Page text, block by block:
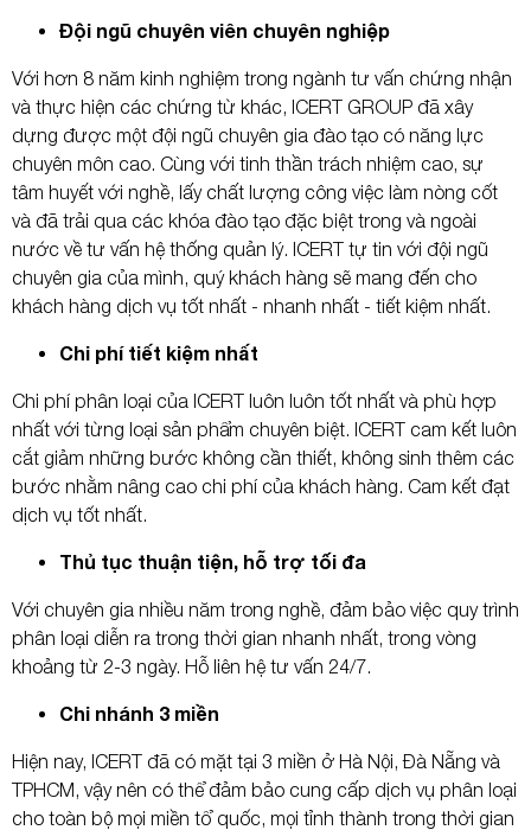
Đội ngũ chuyên viên chuyên nghiệp
Với hơn 8 năm kinh nghiệm trong ngành tư vấn chứng nhận
và thực hiện các chứng từ khác, ICERT GROUP đã xây
dựng được một đội ngũ chuyên gia đào tạo có năng lực
chuyên môn cao. Cùng với tinh thần trách nhiệm cao, sự
tâm huyết với nghề, lấy chất lượng công việc làm nòng cốt
và đã trải qua các khóa đào tạo đặc biệt trong và ngoài
nước về tư vấn hệ thống quản lý. ICERT tự tin với đội ngũ
chuyên gia của mình, quý khách hàng sẽ mang đến cho
khách hàng dịch vụ tốt nhất - nhanh nhất - tiết kiệm nhất.
Chi phí tiết kiệm nhất
Chi phí phân loại của ICERT luôn luôn tốt nhất và phù hợp
nhất với từng loại sản phẩm chuyên biệt. ICERT cam kết luôn
cắt giảm những bước không cần thiết, không sinh thêm các
bước nhằm nâng cao chi phí của khách hàng. Cam kết đạt
dịch vụ tốt nhất.
Thủ tục thuận tiện, hỗ trợ tối đa
Với chuyên gia nhiều năm trong nghề, đảm bảo việc quy trình
phân loại diễn ra trong thời gian nhanh nhất, trong vòng
khoảng từ 2-3 ngày. Hỗ liên hệ tư vấn 24/7.
Chi nhánh 3 miền
Hiện nay, ICERT đã có mặt tại 3 miền ở Hà Nội, Đà Nẵng và
TPHCM, vậy nên có thể đảm bảo cung cấp dịch vụ phân loại
cho toàn bộ mọi miền tổ quốc, mọi tỉnh thành trong thời gian
Gửi yêu cầu